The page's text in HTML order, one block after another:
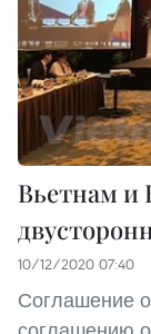
Вьетнам и
10/12/2020 07:40
Соглашение